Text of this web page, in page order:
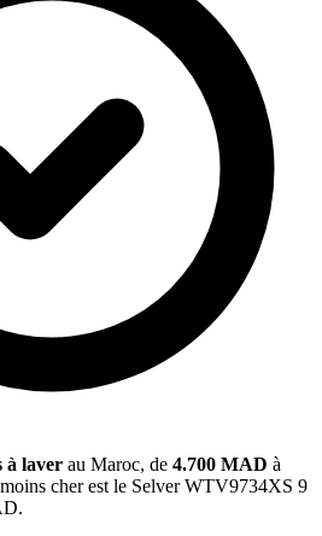
à laver au Maroc, de 4.700 MAD à
cher est le Selver WTV9734XS 9